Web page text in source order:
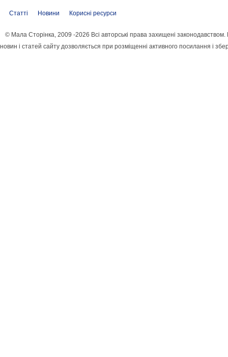
Статті Новини Корисні ресурси
© Мала Сторінка, 2009 -2026 Всі авторські права захищені
новин і статей сайту дозволяється при розміщенні активного посилання і